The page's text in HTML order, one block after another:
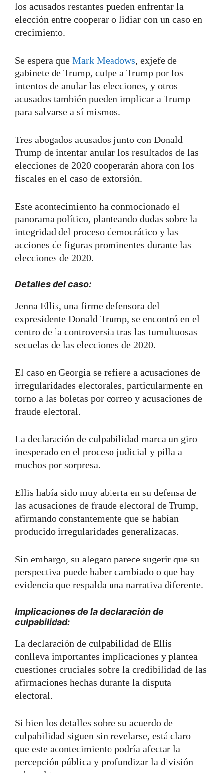
los acusados restantes pueden enfrentar la
elección entre cooperar o lidiar con un caso en
crecimiento.
Se espera que Mark Meadows, exjefe de
gabinete de Trump, culpe a Trump por los
intentos de anular las elecciones, y otros
acusados también pueden implicar a Trump
para salvarse a sí mismos.
Tres abogados acusados junto con Donald
Trump de intentar anular los resultados de las
elecciones de 2020 cooperarán ahora con los
fiscales en el caso de extorsión.
Este acontecimiento ha conmocionado el
panorama político, planteando dudas sobre la
integridad del proceso democrático y las
acciones de figuras prominentes durante las
elecciones de 2020.
Detalles del caso:
Jenna Ellis, una firme defensora del
expresidente Donald Trump, se encontró en el
centro de la controversia tras las tumultuosas
secuelas de las elecciones de 2020.
El caso en Georgia se refiere a acusaciones de
irregularidades electorales, particularmente en
torno a las boletas por correo y acusaciones de
fraude electoral.
La declaración de culpabilidad marca un giro
inesperado en el proceso judicial y pilla a
muchos por sorpresa.
Ellis había sido muy abierta en su defensa de
las acusaciones de fraude electoral de Trump,
afirmando constantemente que se habían
producido irregularidades generalizadas.
Sin embargo, su alegato parece sugerir que su
perspectiva puede haber cambiado o que hay
evidencia que respalda una narrativa diferente.
Implicaciones de la declaración de
culpabilidad:
La declaración de culpabilidad de Ellis
conlleva importantes implicaciones y plantea
cuestiones cruciales sobre la credibilidad de las
afirmaciones hechas durante la disputa
electoral.
Si bien los detalles sobre su acuerdo de
culpabilidad siguen sin revelarse, está claro
que este acontecimiento podría afectar la
percepción pública y profundizar la división